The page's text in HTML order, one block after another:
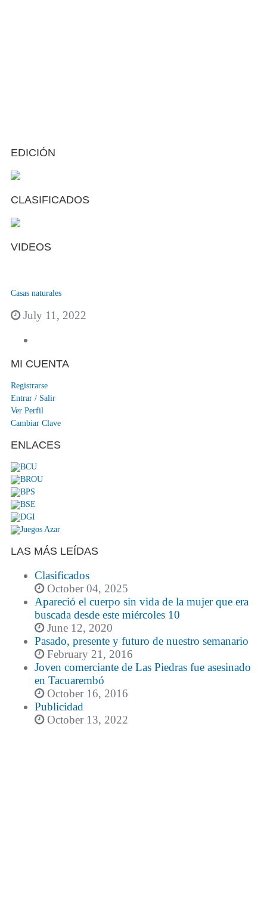
EDICIÓN
CLASIFICADOS
VIDEOS
Casas naturales
July 11, 2022
MI CUENTA
Registrarse
Entrar / Salir
Ver Perfil
Cambiar Clave
ENLACES
LAS MÁS LEÍDAS
Clasificados
October 04, 2025
Apareció el cuerpo sin vida de la mujer que era
buscada desde este miércoles 10
June 12, 2020
Pasado, presente y futuro de nuestro semanario
February 21, 2016
Joven comerciante de Las Piedras fue asesinado
en Tacuarembó
October 16, 2016
Publicidad
October 13, 2022